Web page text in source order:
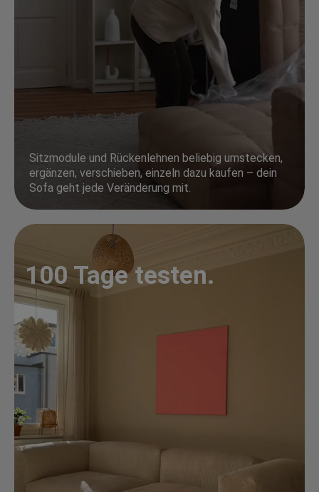
Sitzmodule und Rückenlehnen beliebig umstecken,
ergänzen, verschieben, einzeln dazu kaufen – dein
Sofa geht jede Veränderung mit.
100 Tage testen.